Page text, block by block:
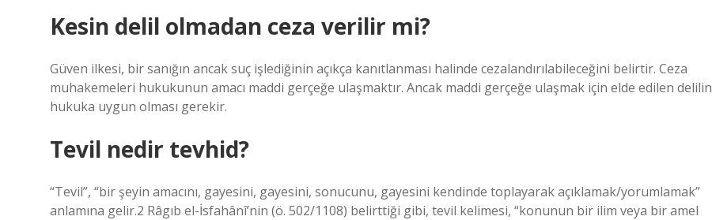
Kesin delil olmadan ceza verilir mi?
Güven ilkesi, bir sanığın ancak suç işlediğinin açıkça kanıtlanması halinde cezalandırılabileceğini belirtir. Ceza
muhakemeleri hukukunun amacı maddi gerçeğe ulaşmaktır. Ancak maddi gerçeğe ulaşmak için elde edilen delilin
hukuka uygun olması gerekir.
Tevil nedir tevhid?
“Tevil”, “bir şeyin amacını, gayesini, gayesini, sonucunu, gayesini kendinde toplayarak açıklamak/yorumlamak”
anlamına gelir.2 Râgıb el-İsfahânî’nin (ö. 502/1108) belirttiği gibi, tevil kelimesi, “konunun bir ilim veya bir amel